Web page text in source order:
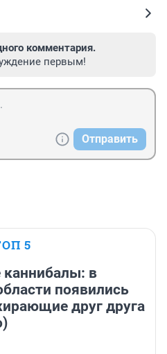
комментария.
первым!
Отправить
5
в
появились
друг друга